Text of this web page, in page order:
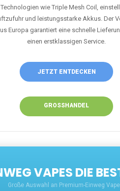
Technologien wie Triple Mesh Coil,
und leistungsstarke Akkus. Der
Europa garantiert eine schnelle
einen erstklassigen Service.
JETZT ENTDECKEN
GROSSHANDEL
VAPES DIE
Große Auswahl an Premium-Einweg